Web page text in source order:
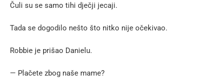
Čuli su se samo tihi dječji jecaji.
Tada se dogodilo nešto što nitko nije očekivao.
Robbie je prišao Danielu.
— Plačete zbog naše mame?